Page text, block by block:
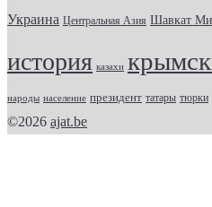
Украина Центральная Азия Шавкат
история казахи
народы население президент татары тюрки
©2026 ajat.be